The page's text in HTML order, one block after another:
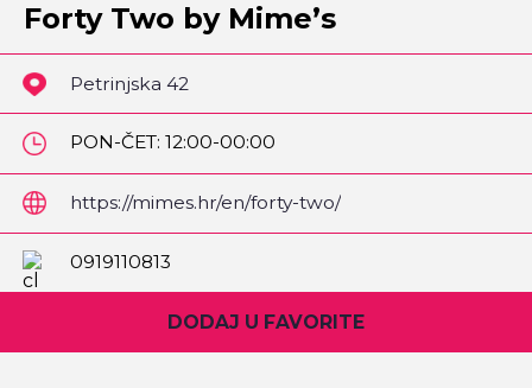
Forty Two by Mime’s
Petrinjska 42
PON-ČET: 12:00-00:00
PET-SUB: 12:00-1:00
https://mimes.hr/en/forty-two/
0919110813
DODAJ U FAVORITE